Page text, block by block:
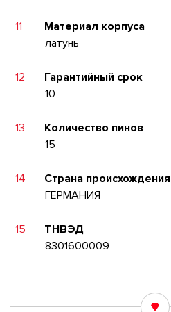
11
Материал корпуса
латунь
12
Гарантийный срок
10
13
Количество пинов
15
14
Страна происхождения
ГЕРМАНИЯ
15
ТНВЭД
8301600009